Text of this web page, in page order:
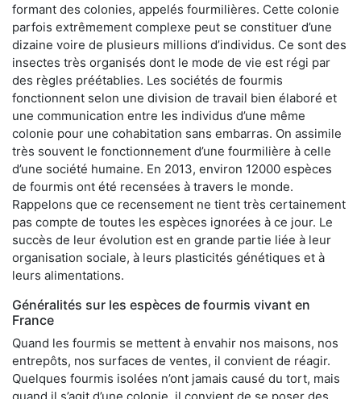
formant des colonies, appelés fourmilières. Cette colonie
parfois extrêmement complexe peut se constituer d’une
dizaine voire de plusieurs millions d’individus. Ce sont des
insectes très organisés dont le mode de vie est régi par
des règles préétablies. Les sociétés de fourmis
fonctionnent selon une division de travail bien élaboré et
une communication entre les individus d’une même
colonie pour une cohabitation sans embarras. On assimile
très souvent le fonctionnement d’une fourmilière à celle
d’une société humaine. En 2013, environ 12000 espèces
de fourmis ont été recensées à travers le monde.
Rappelons que ce recensement ne tient très certainement
pas compte de toutes les espèces ignorées à ce jour. Le
succès de leur évolution est en grande partie liée à leur
organisation sociale, à leurs plasticités génétiques et à
leurs alimentations.
Généralités sur les espèces de fourmis vivant en
France
Quand les fourmis se mettent à envahir nos maisons, nos
entrepôts, nos surfaces de ventes, il convient de réagir.
Quelques fourmis isolées n’ont jamais causé du tort, mais